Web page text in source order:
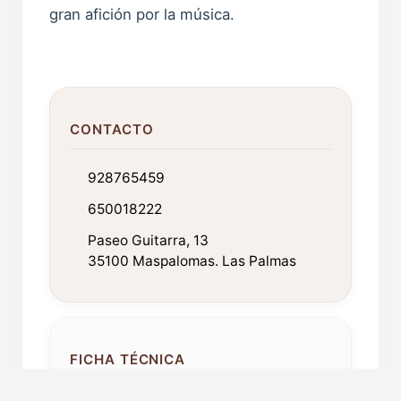
gran afición por la música.
CONTACTO
928765459
650018222
Paseo Guitarra, 13
35100 Maspalomas. Las Palmas
FICHA TÉCNICA